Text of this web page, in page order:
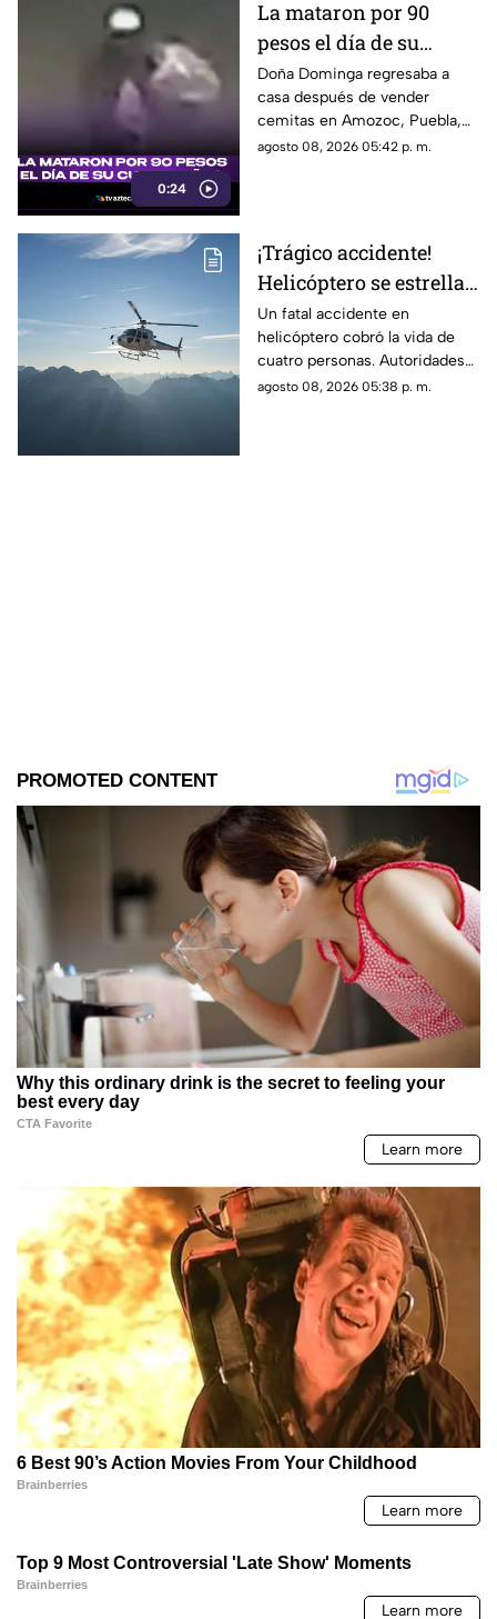
0:24
La mataron por 90
pesos el día de su
cumpleaños; Este es el
caso de Doña Dominga
Doña Dominga regresaba a
casa después de vender
cemitas en Amozoc, Puebla,
cuando presuntamente un
agosto 08, 2026 05:42 p. m.
¡Trágico accidente!
Helicóptero se estrella
en zona boscosa y
mueren cuatro
personas
Un fatal accidente en
helicóptero cobró la vida de
cuatro personas. Autoridades
confirmaron que la aeronave
agosto 08, 2026 05:38 p. m.